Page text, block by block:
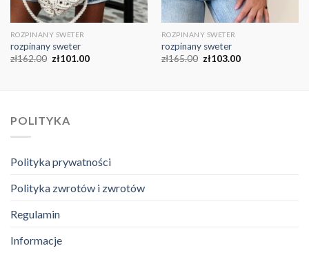
ROZPINANY SWETER
rozpinany sweter
zł162.00 zł101.00
ROZPINANY SWETER
rozpinany sweter
zł165.00 zł103.00
POLITYKA
Polityka prywatności
Polityka zwrotów i zwrotów
Regulamin
Informacje